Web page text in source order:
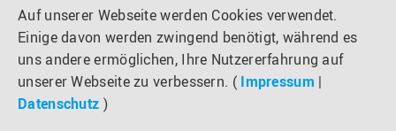
Auf unserer Webseite werden Cookies verwendet.
Einige davon werden zwingend benötigt, während es
uns andere ermöglichen, Ihre Nutzererfahrung auf
unserer Webseite zu verbessern. ( Impressum |
Datenschutz )
Instagram
TiktokLinkedIn
YouTube
Facebook